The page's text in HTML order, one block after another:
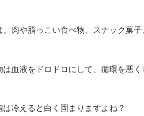
肉や脂っこい食べ物、スナック菓子
は血液をドロドロにして、循環を悪
冷えると白く固まりますよね？